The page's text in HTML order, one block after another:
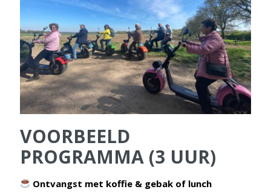
VOORBEELD
PROGRAMMA (3 UUR)
Ontvangst met koffie & gebak of lunch